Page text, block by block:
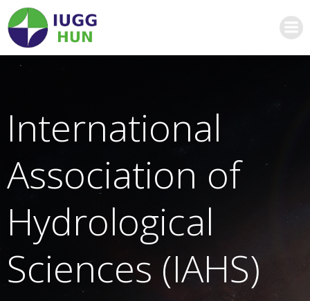
International
Association of
Hydrological
Sciences (IAHS)